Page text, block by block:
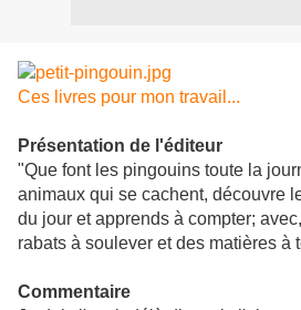
Ces livres pour mon travail...
Présentation de l'éditeur
"Que font les pingouins toute la
animaux qui se cachent, découvre
du jour et apprends à compter;
rabats à soulever et des matières à
Commentaire